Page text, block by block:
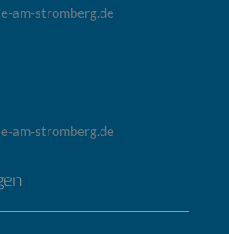
am-stromberg.de
am-stromberg.de